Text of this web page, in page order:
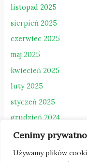
Cenimy
Używamy plików
listopad 2025
sierpień 2025
czerwiec 2025
maj 2025
kwiecień 2025
luty 2025
styczeń 2025
grudzień 2024
październik 2024
sierpień 2023